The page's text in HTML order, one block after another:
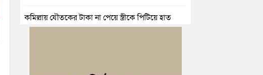
কুমিল্লায় যৌতুকের টাকা না পেয়ে স্ত্রীকে পিটিয়ে হাত
ভাঙার অভিযোগ, স্বামী গ্রেপ্তার